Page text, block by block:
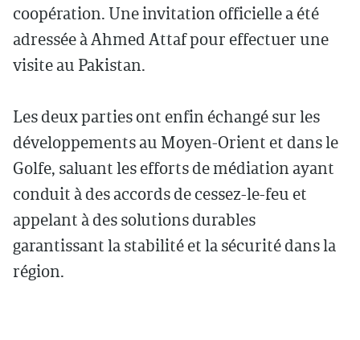
coopération. Une invitation officielle a été
adressée à Ahmed Attaf pour effectuer une
visite au Pakistan.
Les deux parties ont enfin échangé sur les
développements au Moyen-Orient et dans le
Golfe, saluant les efforts de médiation ayant
conduit à des accords de cessez-le-feu et
appelant à des solutions durables
garantissant la stabilité et la sécurité dans la
région.